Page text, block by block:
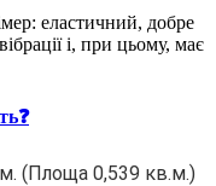
еластичний, добре
і, при цьому, має
(Площа 0,539 кв.м.)